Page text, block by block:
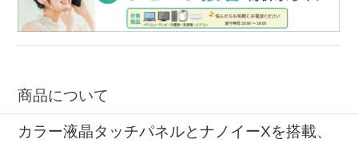
商品について
カラー液晶タッチパネルとナノイーXを搭載、